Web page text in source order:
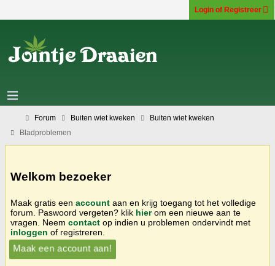
Login of Registreer
Forum Buiten wiet kweken
Buiten wiet kweken
Bladproblemen
Welkom bezoeker
Maak gratis een account aan en krijg toegang tot het volledige
forum. Paswoord vergeten? klik hierom een nieuwe aan te
vragen. Neem contact op indien u problemen ondervindt met
inloggen of registreren.
Maak een account aan!